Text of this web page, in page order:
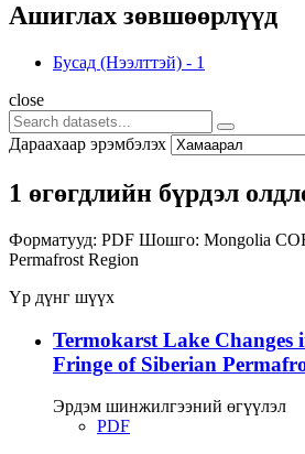
Ашиглах зөвшөөрлүүд
Бусад (Нээлттэй) - 1
close
Дараахаар эрэмбэлэх
1 өгөгдлийн бүрдэл
Форматууд: PDF Шошго: Mongolia
Permafrost Region
Үр дүнг шүүх
Termokarst Lake Changes
Fringe of Siberian
Эрдэм шинжилгээний өгүүлэл
PDF